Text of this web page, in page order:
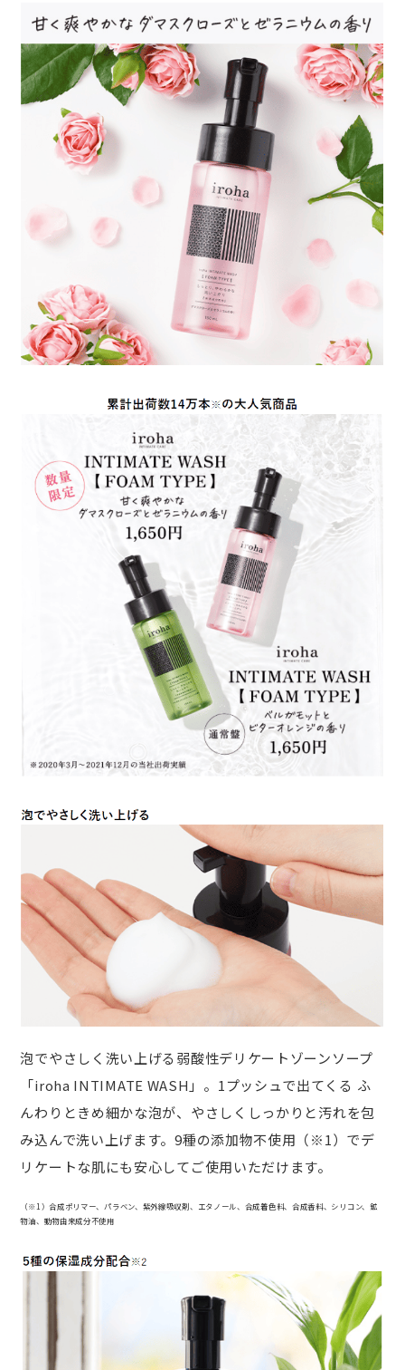
泡でやさしく洗い上げる弱酸性デリケートゾーンソープ
「iroha INTIMATE WASH」。1プッシュで出てくる ふ
んわりときめ細かな泡が、やさしくしっかりと汚れを包
み込んで洗い上げます。9種の添加物不使用（※1）でデ
リケートな肌にも安心してご使用いただけます。
（※1）合成ポリマー、パラベン、紫外線吸収剤、エタノール、合成着色料、合成香料、シリコン、鉱
物油、動物由来成分不使用